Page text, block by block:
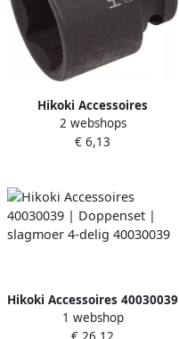
Hikoki Accessoires
Krachtdop Sw 17Mm 1 2"
Vierk. 38L 751809
2 webshops
€ 6,13
Hikoki Accessoires 40030039
| Doppenset | slagmoer 4-
1 webshop